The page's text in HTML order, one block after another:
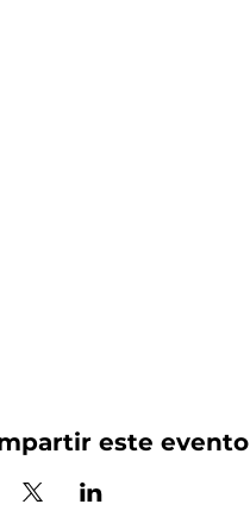
este evento